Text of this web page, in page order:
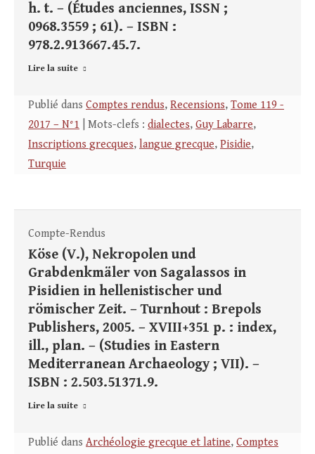
h. t. – (Études anciennes, ISSN ;
0968.3559 ; 61). – ISBN :
978.2.913667.45.7.
Lire la suite
Publié dans Comptes rendus, Recensions, Tome 119 -
2017 – N°1 | Mots-clefs : dialectes, Guy Labarre,
Inscriptions grecques, langue grecque, Pisidie,
Turquie
Compte-Rendus
Köse (V.), Nekropolen und
Grabdenkmäler von Sagalassos in
Pisidien in hellenistischer und
römischer Zeit. – Turnhout : Brepols
Publishers, 2005. – XVIII+351 p. : index,
ill., plan. – (Studies in Eastern
Mediterranean Archaeology ; VII). –
ISBN : 2.503.51371.9.
Lire la suite
Publié dans Archéologie grecque et latine, Comptes